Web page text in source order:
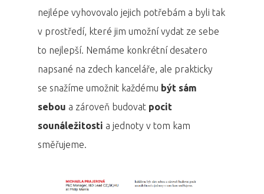
nejlépe vyhovovalo jejich potřebám a byli tak
v prostředí, které jim umožní vydat ze sebe
to nejlepší. Nemáme konkrétní desatero
napsané na zdech kanceláře, ale prakticky
se snažíme umožnit každému být sám
sebou a zároveň budovat pocit
sounáležitosti a jednoty v tom kam
směřujeme.